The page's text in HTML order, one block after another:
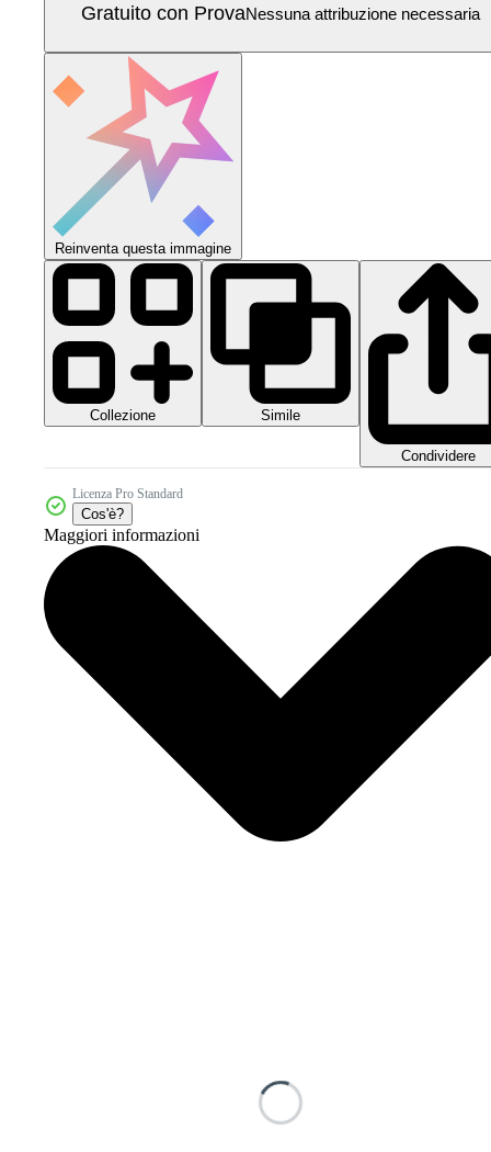
Gratuito con ProvaNessuna attribuzione necessaria
Reinventa questa immagine
Collezione Simile
Condividere
Licenza Pro Standard
Cos'è?
Maggiori informazioni